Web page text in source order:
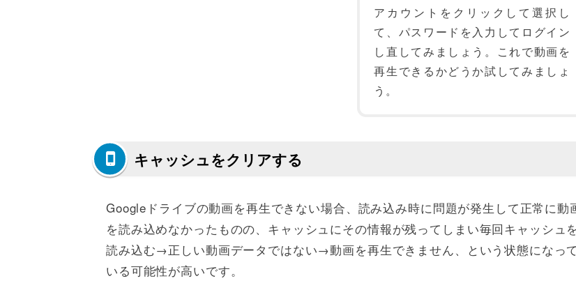
アカウントをクリックして選択し
て、パスワードを入力してログイン
し直してみましょう。これで動画を
再生できるかどうか試してみましょ
う。
キャッシュをクリアする
Googleドライブの動画を再生できない場合、読み込み時に問題が発生して正常に動
を読み込めなかったものの、キャッシュにその情報が残ってしまい毎回キャッシュ
読み込む→正しい動画データではない→動画を再生できません、という状態になって
いる可能性が高いです。